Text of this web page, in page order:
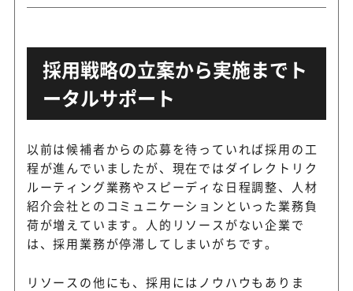
採用戦略の立案から実施までト
ータルサポート
以前は候補者からの応募を待っていれば採用の工
程が進んでいましたが、現在ではダイレクトリク
ルーティング業務やスピーディな日程調整、人材
紹介会社とのコミュニケーションといった業務負
荷が増えています。人的リソースがない企業で
は、採用業務が停滞してしまいがちです。
リソースの他にも、採用にはノウハウもありま